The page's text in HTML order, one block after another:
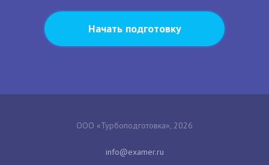
Начать подготовку
ООО «Турбоподготовка», 2026